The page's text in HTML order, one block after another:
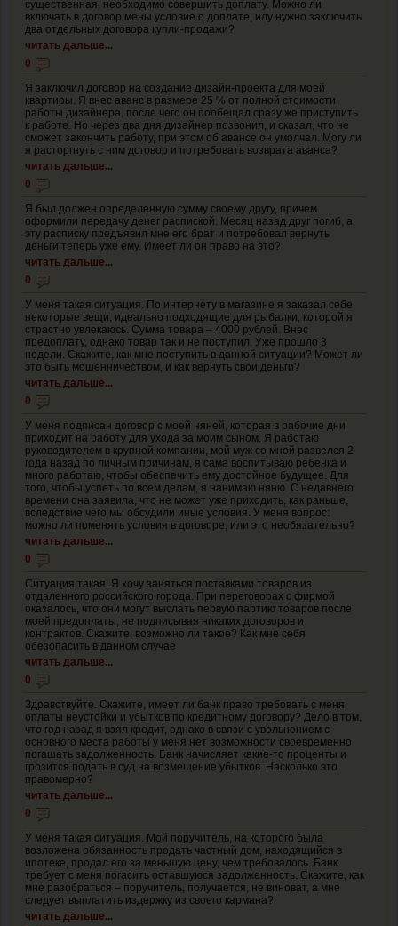
существенная, необходимо совершить доплату. Можно ли
включать в договор мены условие о доплате, илу нужно заключить
два отдельных договора купли-продажи?
читать дальше...
0
Я заключил договор на создание дизайн-проекта для моей
квартиры. Я внес аванс в размере 25 % от полной стоимости
работы дизайнера, после чего он пообещал сразу же приступить
к работе. Но через два дня дизайнер позвонил, и сказал, что не
сможет закончить работу, при этом об авансе он умолчал. Могу ли
я расторгнуть с ним договор и потребовать возврата аванса?
читать дальше...
0
Я был должен определенную сумму своему другу, причем
оформили передачу денег распиской. Месяц назад друг погиб, а
эту расписку предъявил мне его брат и потребовал вернуть
деньги теперь уже ему. Имеет ли он право на это?
читать дальше...
0
У меня такая ситуация. По интернету в магазине я заказал себе
некоторые вещи, идеально подходящие для рыбалки, которой я
страстно увлекаюсь. Сумма товара – 4000 рублей. Внес
предоплату, однако товар так и не поступил. Уже прошло 3
недели. Скажите, как мне поступить в данной ситуации? Может ли
это быть мошенничеством, и как вернуть свои деньги?
читать дальше...
0
У меня подписан договор с моей няней, которая в рабочие дни
приходит на работу для ухода за моим сыном. Я работаю
руководителем в крупной компании, мой муж со мной развелся 2
года назад по личным причинам, я сама воспитываю ребенка и
много работаю, чтобы обеспечить ему достойное будущее. Для
того, чтобы успеть по всем делам, я нанимаю няню. С недавнего
времени она заявила, что не может уже приходить, как раньше,
вследствие чего мы обсудили иные условия. У меня вопрос:
можно ли поменять условия в договоре, или это необязательно?
читать дальше...
0
Ситуация такая. Я хочу заняться поставками товаров из
отдаленного российского города. При переговорах с фирмой
оказалось, что они могут выслать первую партию товаров после
моей предоплаты, не подписывая никаких договоров и
контрактов. Скажите, возможно ли такое? Как мне себя
обезопасить в данном случае
читать дальше...
0
Здравствуйте. Скажите, имеет ли банк право требовать с меня
оплаты неустойки и убытков по кредитному договору? Дело в том,
что год назад я взял кредит, однако в связи с увольнением с
основного места работы у меня нет возможности своевременно
погашать задолженность. Банк начисляет какие-то проценты и
грозится подать в суд на возмещение убытков. Насколько это
правомерно?
читать дальше...
0
У меня такая ситуация. Мой поручитель, на которого была
возложена обязанность продать частный дом, находящийся в
ипотеке, продал его за меньшую цену, чем требовалось. Банк
требует с меня погасить оставшуюся задолженность. Скажите, как
мне разобраться – поручитель, получается, не виноват, а мне
следует выплатить издержку из своего кармана?
читать дальше...